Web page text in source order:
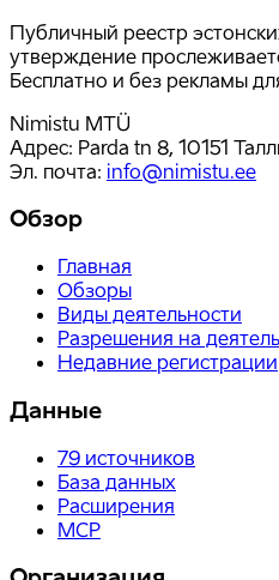
Публичный реестр
утверждение
Бесплатно и без рекламы
Nimistu MTÜ
Адрес: Parda tn 8, 10151
Эл. почта: info@nimistu.ee
Обзор
Главная
Обзоры
Виды деятельности
Разрешения на
Недавние регистрации
Данные
79 источников
База данных
Расширения
MCP